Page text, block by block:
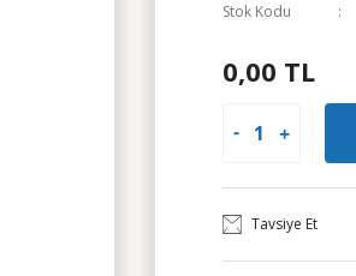
Stok Kodu
0,00 TL
Tavsiye Et